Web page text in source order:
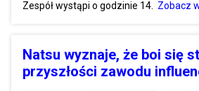
Zespół wystąpi o godzinie 14. Zobacz
Natsu wyznaje, że boi się
przyszłości zawodu